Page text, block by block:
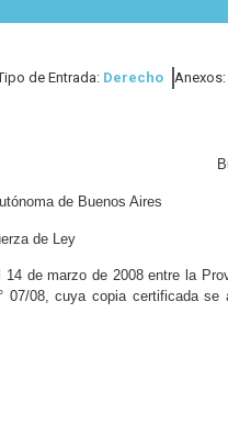
de Entrada: Derecho Anexos:
de Buenos Aires
de Ley
de marzo de 2008 entre la
07/08, cuya copia certificada